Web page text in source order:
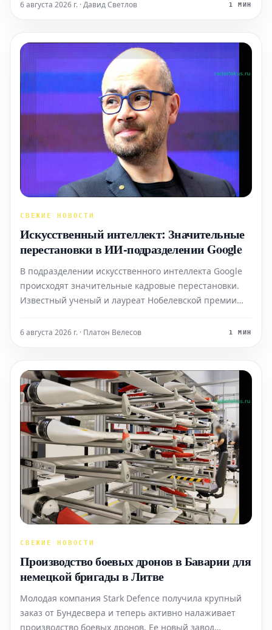
6 августа 2026 г. · Давид Светлов 1 МИН
СВЕЖИЕ НОВОСТИ
Искусственный интеллект: Значительные
перестановки в ИИ-подразделении Google
В подразделении искусственного интеллекта Google
происходят значительные кадровые перестановки.
Известный ученый и лауреат Нобелевской премии
переходит на новые должности, при этом оставляя
6 августа 2026 г. · Платон Велесов 1 МИН
СВЕЖИЕ НОВОСТИ
Производство боевых дронов в Баварии для
немецкой бригады в Литве
Молодая компания Stark Defence получила крупный
заказ от Бундесвера и теперь активно налаживает
производство боевых дронов. Ее новый завод